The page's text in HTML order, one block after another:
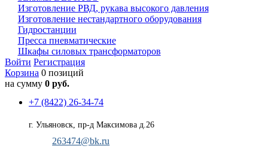
Изготовление РВД, рукава высокого давления
Изготовление нестандартного оборудования
Гидростанции
Пресса пневматические
Шкафы силовых трансформаторов
Войти Регистрация
Корзина 0 позиций
на сумму 0 руб.
+7 (8422) 26-34-74
г. Ульяновск, пр-д Максимова д.26
263474@bk.ru